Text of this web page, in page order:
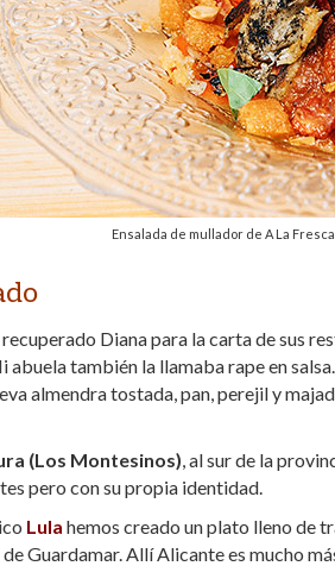
Ensalada de mullador de A La
Diana para la carta de sus
abuela también la llamaba rape en
almendra tostada, pan, perejil y
(Los Montesinos) , al sur de la
pero con su propia identidad.
Lula hemos creado un plato lleno de
de Guardamar. Allí Alicante es mucho